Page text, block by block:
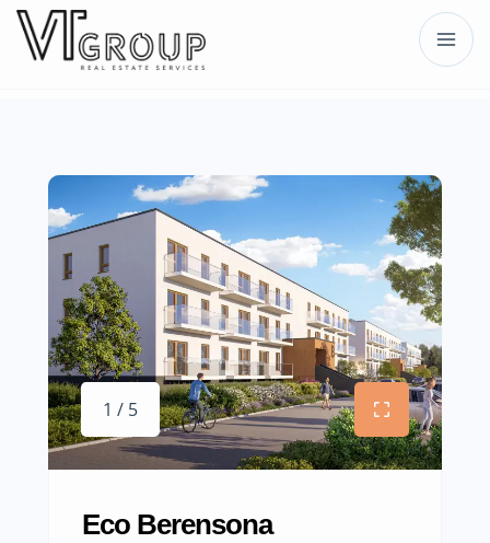
1 / 5
Eco Berensona